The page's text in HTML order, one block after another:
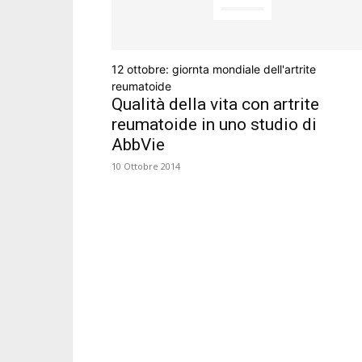
12 ottobre: giornta mondiale dell'artrite
reumatoide
Qualità della vita con artrite
reumatoide in uno studio di
AbbVie
10 Ottobre 2014